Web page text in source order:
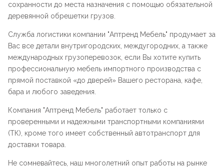
сохранности до места назначения с помощью обязательной
деревянной обрешетки грузов.
Служба логистики компании "Аптренд Мебель" продумает за
Вас все детали внутригородских, междугородних, а также
международных грузоперевозок, если Вы хотите купить
профессиональную мебель импортного производства с
прямой поставкой «до дверей» Вашего ресторана, кафе,
бара и любого заведения.
Компания "Аптренд Мебель" работает только с
проверенными и надежными транспортными компаниями
(ТК), кроме того имеет собственный автотранспорт для
доставки товара.
Не сомневайтесь, наш многолетний опыт работы на рынке